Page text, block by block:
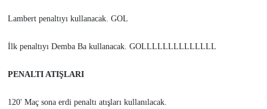
Lambert penaltıyı kullanacak. GOL
İlk penaltıyı Demba Ba kullanacak. GOLLLLLLLLLLLLLL
PENALTI ATIŞLARI
120' Maç sona erdi penaltı atışları kullanılacak.